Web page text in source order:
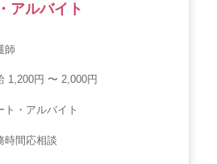
アルバイト
師
1,200円 〜 2,000円
ト・アルバイト
時間応相談